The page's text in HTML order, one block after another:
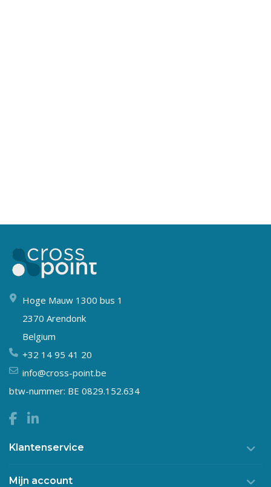
Hoge Mauw 1300 bus 1
2370 Arendonk
Belgium
+32 14 95 41 20
info@cross-point.be
btw-nummer: BE 0829.152.634
Klantenservice
Mijn account